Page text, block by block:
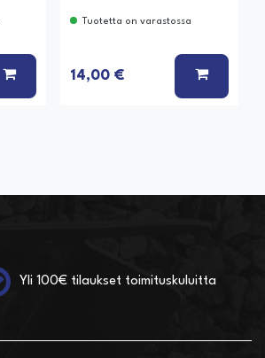
LISÄÄ KORIIN
Tuotetta on varastossa
14,00 € LISÄÄ
Yli 100€ tilaukset toimituskuluitta